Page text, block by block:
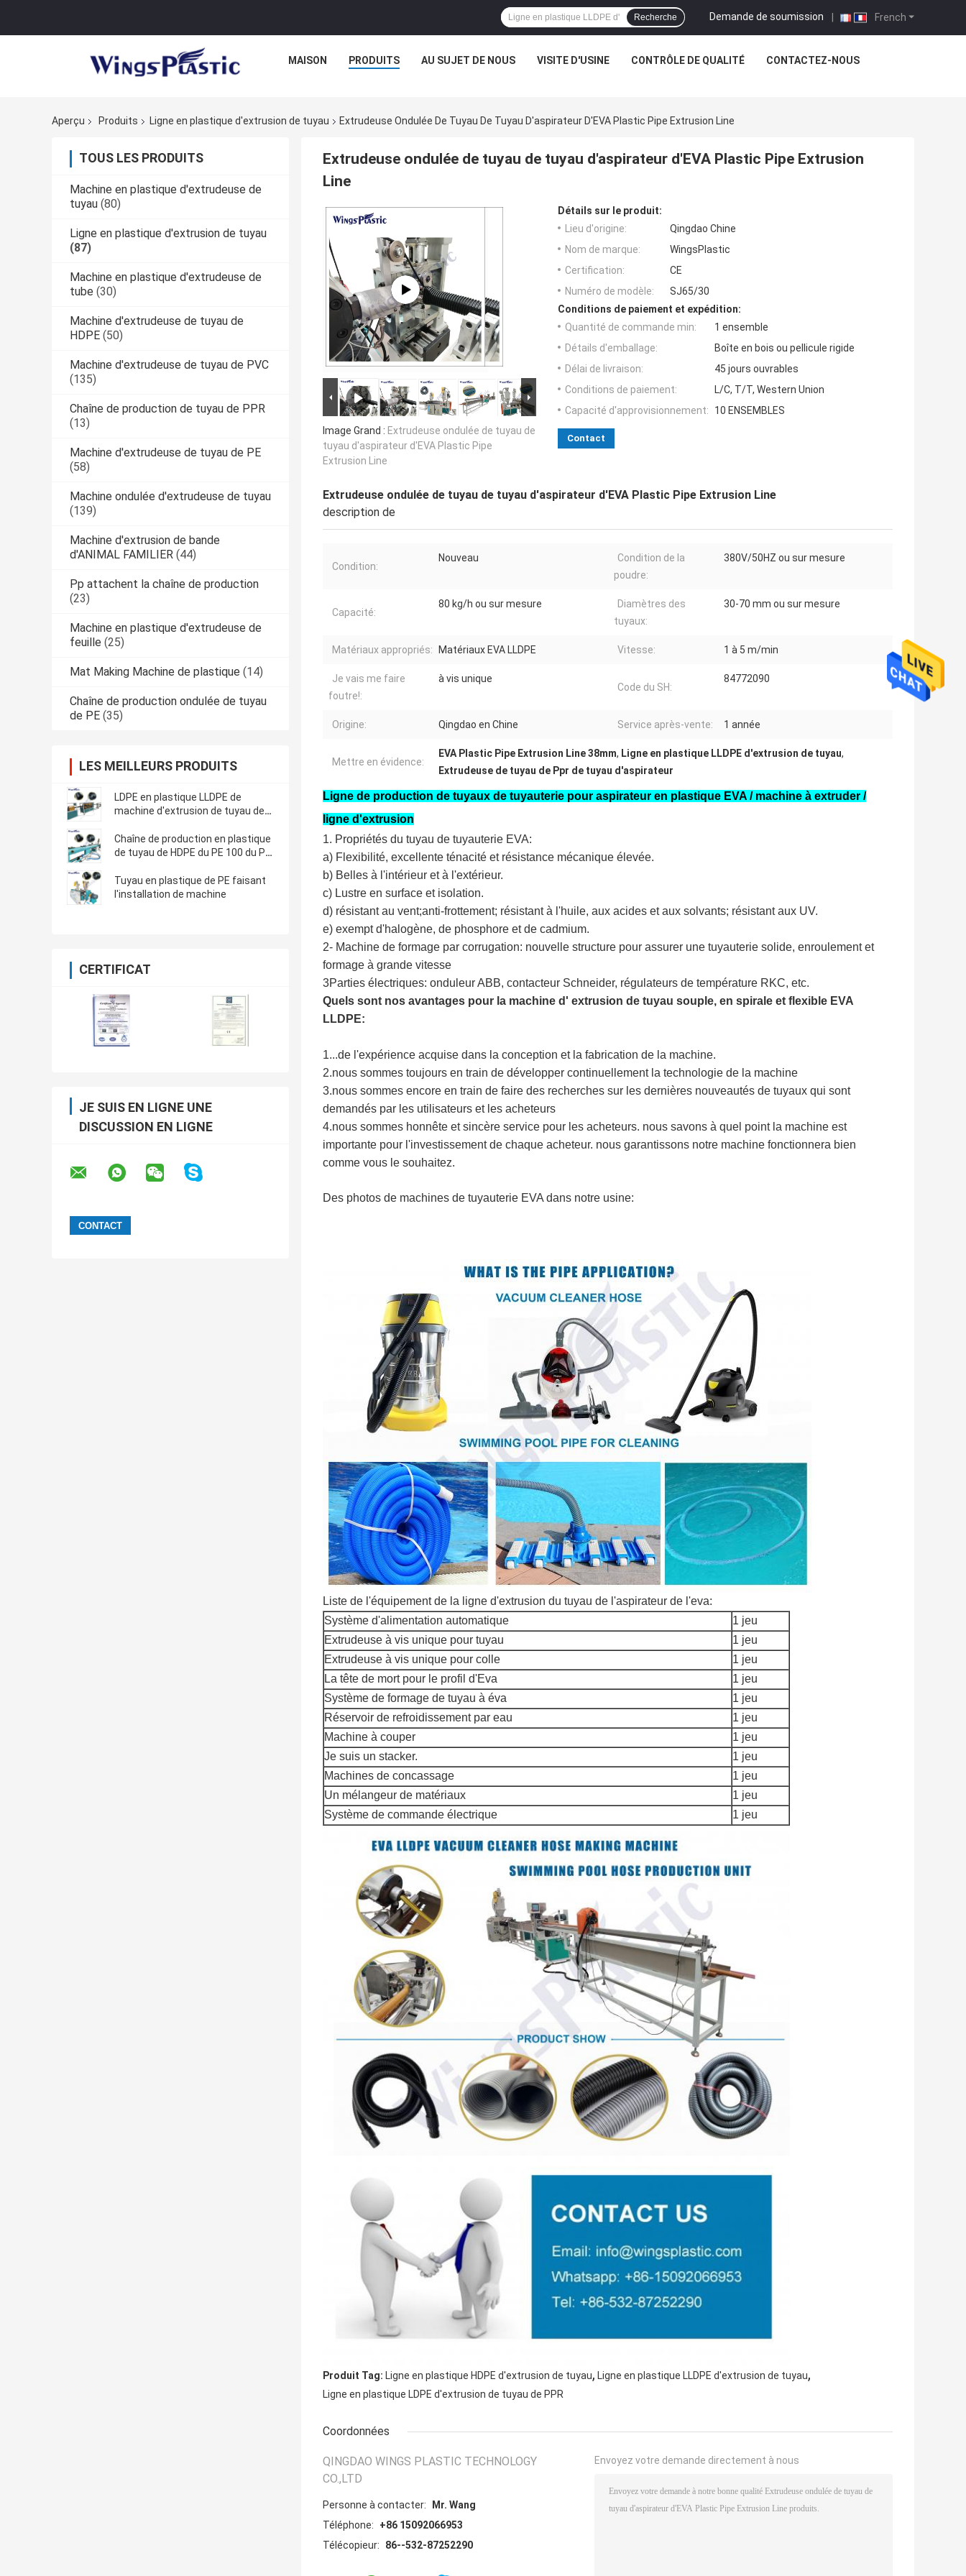
French
Demande de soumission |
Recherche
MAISON PRODUITS AU SUJET DE NOUS VISITE D'USINE CONTRÔLE DE QUALITÉ CONTACTEZ-NOUS
Aperçu Produits Ligne en plastique d'extrusion de tuyau Extrudeuse Ondulée De Tuyau De Tuyau D'aspirateur D'EVA Plastic Pipe Extrusion Line
TOUS LES PRODUITS
Machine en plastique d'extrudeuse de
tuyau (80)
Ligne en plastique d'extrusion de tuyau
(87)
Machine en plastique d'extrudeuse de
tube (30)
Machine d'extrudeuse de tuyau de
HDPE (50)
Machine d'extrudeuse de tuyau de PVC
(135)
Chaîne de production de tuyau de PPR
(13)
Machine d'extrudeuse de tuyau de PE
(58)
Machine ondulée d'extrudeuse de tuyau
(139)
Machine d'extrusion de bande
d'ANIMAL FAMILIER (44)
Pp attachent la chaîne de production
(23)
Machine en plastique d'extrudeuse de
feuille (25)
Mat Making Machine de plastique (14)
Chaîne de production ondulée de tuyau
de PE (35)
LES MEILLEURS PRODUITS
LDPE en plastique LLDPE de
machine d'extrusion de tuyau de
Chaîne de production en plastique
de tuyau de HDPE du PE 100 du PE
Tuyau en plastique de PE faisant
l'installation de machine
CERTIFICAT
JE SUIS EN LIGNE UNE
DISCUSSION EN LIGNE
Extrudeuse ondulée de tuyau de tuyau d'aspirateur d'EVA Plastic Pipe Extrusion
Line
Image Grand : Extrudeuse ondulée de tuyau de
tuyau d'aspirateur d'EVA Plastic Pipe
Extrusion Line
Détails sur le produit:
Lieu d'origine:
Qingdao Chine
Nom de marque:
WingsPlastic
Certification:
CE
Numéro de modèle:
SJ65/30
Conditions de paiement et expédition:
Quantité de commande min:
1 ensemble
Détails d'emballage:
Boîte en bois ou pellicule rigide
Délai de livraison:
45 jours ouvrables
Conditions de paiement:
L/C, T/T, Western Union
Capacité d'approvisionnement:
10 ENSEMBLES
Contact
Extrudeuse ondulée de tuyau de tuyau d'aspirateur d'EVA Plastic Pipe Extrusion Line
description de
Condition:
Nouveau
Condition de la
poudre:
380V/50HZ ou sur mesure
Capacité:
80 kg/h ou sur mesure
Diamètres des
tuyaux:
30-70 mm ou sur mesure
Matériaux appropriés: Matériaux EVA LLDPE Vitesse: 1 à 5 m/min
Je vais me faire
foutre!:
à vis unique
Code du SH:
84772090
Origine: Qingdao en Chine Service après-vente: 1 année
Mettre en évidence:
EVA Plastic Pipe Extrusion Line 38mm, Ligne en plastique LLDPE d'extrusion de tuyau,
Extrudeuse de tuyau de Ppr de tuyau d'aspirateur
Ligne de production de tuyaux de tuyauterie pour aspirateur en plastique EVA / machine à extruder /
ligne d'extrusion
1. Propriétés du tuyau de tuyauterie EVA:
a) Flexibilité, excellente ténacité et résistance mécanique élevée.
b) Belles à l'intérieur et à l'extérieur.
c) Lustre en surface et isolation.
d) résistant au vent;anti-frottement; résistant à l'huile, aux acides et aux solvants; résistant aux UV.
e) exempt d'halogène, de phosphore et de cadmium.
2- Machine de formage par corrugation: nouvelle structure pour assurer une tuyauterie solide, enroulement et
formage à grande vitesse
3Parties électriques: onduleur ABB, contacteur Schneider, régulateurs de température RKC, etc.
Quels sont nos avantages pour la machine d' extrusion de tuyau souple, en spirale et flexible EVA
LLDPE:
1...de l'expérience acquise dans la conception et la fabrication de la machine.
2.nous sommes toujours en train de développer continuellement la technologie de la machine
3.nous sommes encore en train de faire des recherches sur les dernières nouveautés de tuyaux qui sont
demandés par les utilisateurs et les acheteurs
4.nous sommes honnête et sincère service pour les acheteurs. nous savons à quel point la machine est
importante pour l'investissement de chaque acheteur. nous garantissons notre machine fonctionnera bien
comme vous le souhaitez.
Des photos de machines de tuyauterie EVA dans notre usine:
Liste de l'équipement de la ligne d'extrusion du tuyau de l'aspirateur de l'eva:
Système d'alimentation automatique
1 jeu
Extrudeuse à vis unique pour tuyau
1 jeu
Extrudeuse à vis unique pour colle
1 jeu
La tête de mort pour le profil d'Eva
1 jeu
Système de formage de tuyau à éva
1 jeu
Réservoir de refroidissement par eau
1 jeu
Machine à couper
1 jeu
Je suis un stacker.
1 jeu
Machines de concassage
1 jeu
Un mélangeur de matériaux
1 jeu
Système de commande électrique
1 jeu
Produit Tag: Ligne en plastique HDPE d'extrusion de tuyau, Ligne en plastique LLDPE d'extrusion de tuyau,
Ligne en plastique LDPE d'extrusion de tuyau de PPR
Coordonnées
QINGDAO WINGS PLASTIC TECHNOLOGY
CO.,LTD
Personne à contacter:
Mr. Wang
Téléphone:
+86 15092066953
Télécopieur:
86--532-87252290
Envoyez votre demande directement à nous